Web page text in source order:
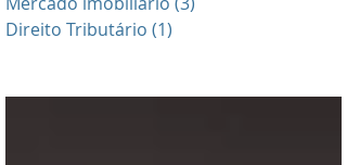
Direito Tributário (1)